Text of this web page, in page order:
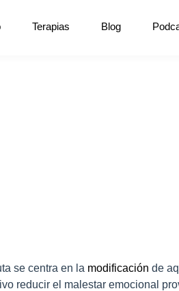
Terapias Blog
se centra en la modificación de
reducir el malestar emocional